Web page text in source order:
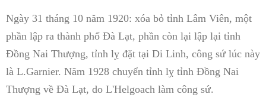
Ngày 31 tháng 10 năm 1920: xóa bỏ tỉnh Lâm Viên, một
phần lập ra thành phố Đà Lạt, phần còn lại lập lại tỉnh
Đồng Nai Thượng, tỉnh lỵ đặt tại Di Linh, công sứ lúc này
là L.Garnier. Năm 1928 chuyển tỉnh lỵ tỉnh Đồng Nai
Thượng về Đà Lạt, do L'Helgoach làm công sứ.